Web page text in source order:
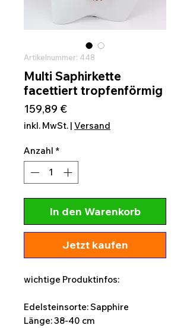
Artikelnummer: 448
Multi Saphirkette
facettiert tropfenförmig
159,89 €Preis
inkl. MwSt. | Versand
Anzahl *
In den Warenkorb
Jetzt kaufen
wichtige Produktinfos:
Edelsteinsorte: Sapphire
Länge: 38-40 cm